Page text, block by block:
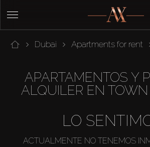
Dubai Apartments for rent
APARTAMENTOS Y
ALQUILER EN
LO
ACTUALMENTE NO TENEMOS